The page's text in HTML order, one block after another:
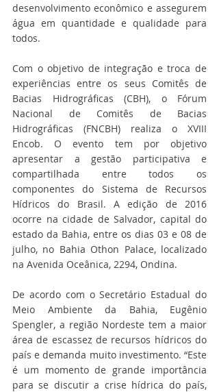
desenvolvimento econômico e assegurem
água em quantidade e qualidade para
todos.
Com o objetivo de integração e troca de
experiências entre os seus Comitês de
Bacias Hidrográficas (CBH), o Fórum
Nacional de Comitês de Bacias
Hidrográficas (FNCBH) realiza o XVIII
Encob. O evento tem por objetivo
apresentar a gestão participativa e
compartilhada entre todos os
componentes do Sistema de Recursos
Hídricos do Brasil. A edição de 2016
ocorre na cidade de Salvador, capital do
estado da Bahia, entre os dias 03 e 08 de
julho, no Bahia Othon Palace, localizado
na Avenida Oceânica, 2294, Ondina.
De acordo com o Secretário Estadual do
Meio Ambiente da Bahia, Eugênio
Spengler, a região Nordeste tem a maior
área de escassez de recursos hídricos do
país e demanda muito investimento. “Este
é um momento de grande importância
para se discutir a crise hídrica do país,